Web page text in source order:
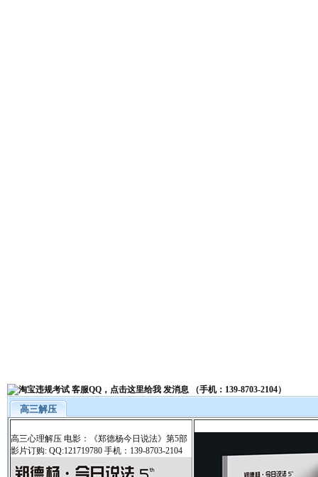
高三解压
高三心理解压 电影：《郑德杨今日说法》第5部
影片订购: QQ:121719780 手机：139-8703-2104